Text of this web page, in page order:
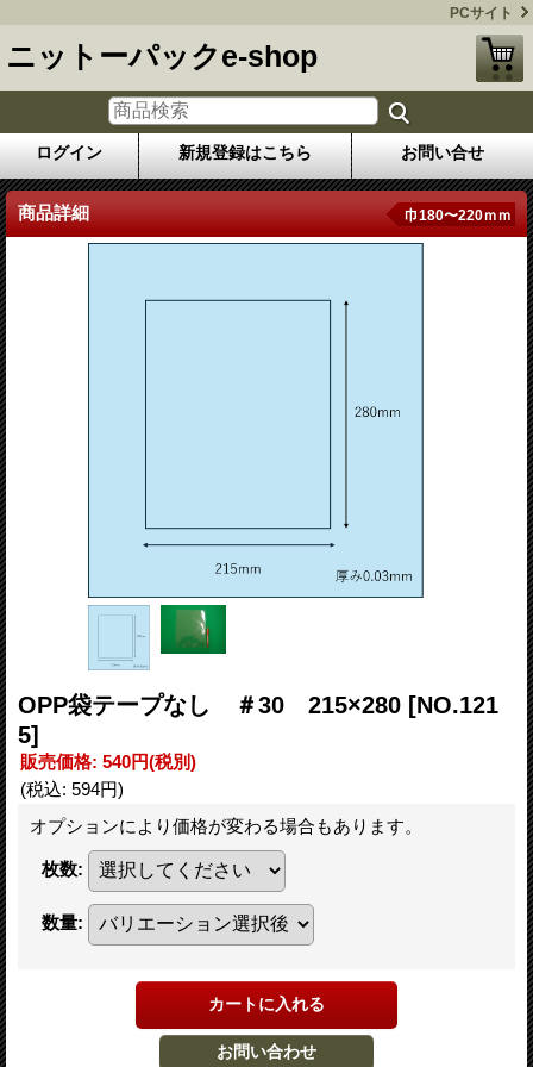
PCサイト
ニットーパックe-shop
ログイン 新規登録はこちら お問い合せ
商品詳細 巾180〜220ｍｍ
OPP袋テープなし ＃30 215×280 [NO.121
5]
販売価格: 540円(税別)
(税込: 594円)
オプションにより価格が変わる場合もあります。
枚数:
数量: